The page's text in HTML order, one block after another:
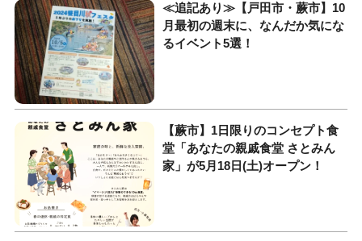
≪追記あり≫【戸田市・蕨市】10
月最初の週末に、なんだか気にな
るイベント5選！
【蕨市】1日限りのコンセプト食
堂「あなたの親戚食堂 さとみん
家」が5月18日(土)オープン！